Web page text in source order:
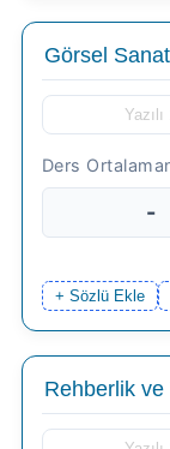
-
+ Sözlü Ekle